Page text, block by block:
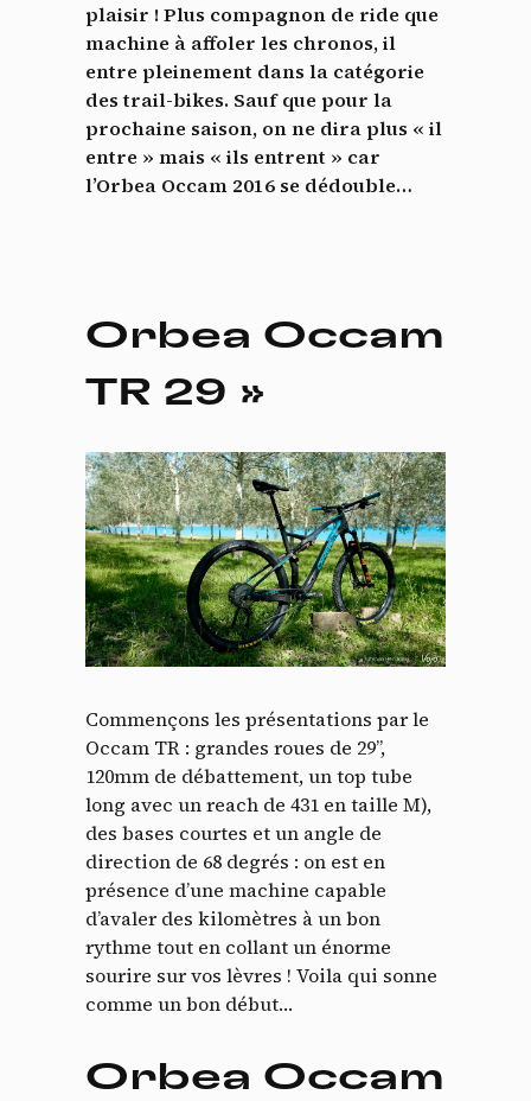
plaisir ! Plus compagnon de ride que
machine à affoler les chronos, il
entre pleinement dans la catégorie
des trail-bikes. Sauf que pour la
prochaine saison, on ne dira plus « il
entre » mais « ils entrent » car
l’Orbea Occam 2016 se dédouble…
Orbea Occam
TR 29 »
Commençons les présentations par le
Occam TR : grandes roues de 29”,
120mm de débattement, un top tube
long avec un reach de 431 en taille M),
des bases courtes et un angle de
direction de 68 degrés : on est en
présence d’une machine capable
d’avaler des kilomètres à un bon
rythme tout en collant un énorme
sourire sur vos lèvres ! Voila qui sonne
comme un bon début…
Orbea Occam